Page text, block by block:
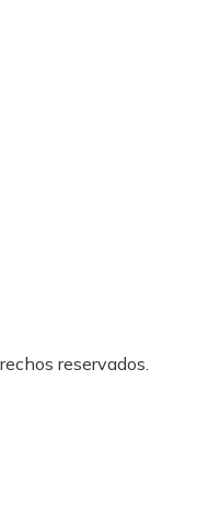
reservados.